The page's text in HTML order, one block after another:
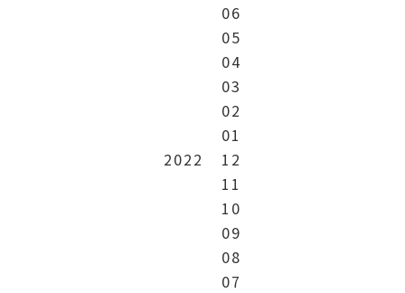
06
05
04
03
02
01
2022
12
11
10
09
08
07